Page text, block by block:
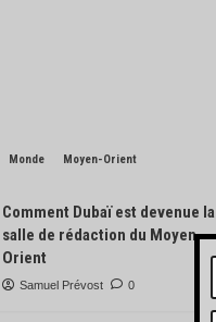
Monde Moyen-Orient
Comment Dubaï est devenue la
salle de rédaction du Moyen-
Orient
Samuel Prévost 0